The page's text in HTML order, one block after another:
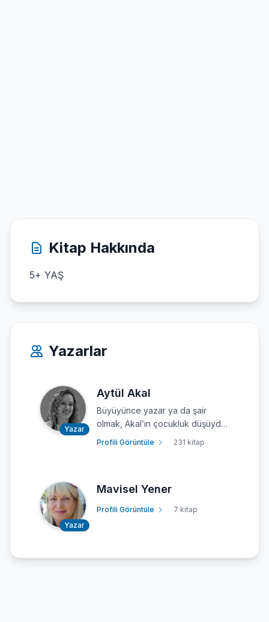
Kitap Hakkında
5+ YAŞ
Yazarlar
Yazar
Aytül Akal
Büyüyünce yazar ya da şair
olmak, Akal’ın çocukluk düşüydü.
oldu ve 1973 yılından sonra,
şiirleri, birçok derg...
Profili Görüntüle 231 kitap
Yazar
Mavisel Yener
Profili Görüntüle 7 kitap